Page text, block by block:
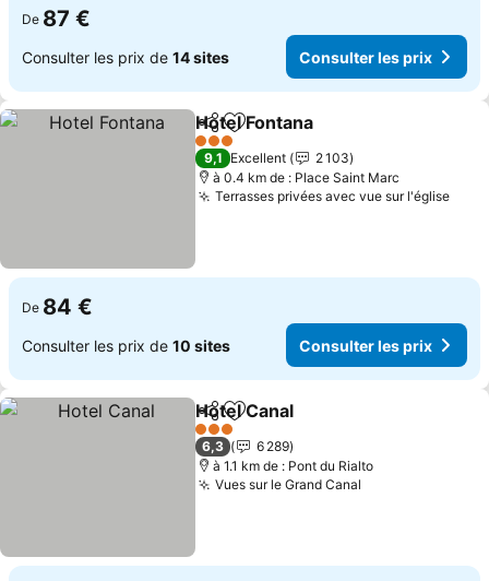
De 87 €
Consulter les prix de 14 sites Consulter les prix
PartagerAjouter à mes favoris
Hotel Fontana
3 Étoiles
9,1 Excellent
2 103
à 0.4 km de : Place Saint Marc
Terrasses privées avec vue sur l'église
De 84 €
Consulter les prix de 10 sites Consulter les prix
PartagerAjouter à mes favoris
Hotel Canal
3 Étoiles
6,3
6 289
à 1.1 km de : Pont du Rialto
Vues sur le Grand Canal